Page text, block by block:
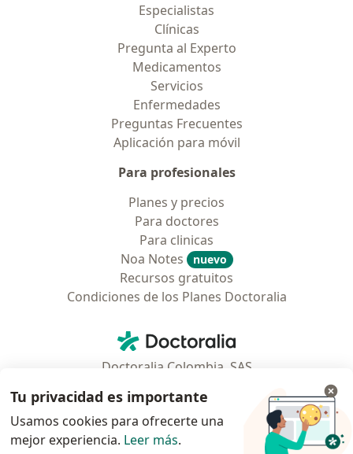
Especialistas
Clínicas
Pregunta al Experto
Medicamentos
Servicios
Enfermedades
Preguntas Frecuentes
Aplicación para móvil
Para profesionales
Planes y precios
Para doctores
Para clinicas
Noa Notes
nuevo
Recursos gratuitos
Condiciones de los Planes Doctoralia
Doctoralia - Página de inicio
Doctoralia Colombia, SAS
Municipio: Bogotá D.C., Colombia
Tu privacidad es importante
Usamos cookies para ofrecerte una
mejor experiencia. Leer más.